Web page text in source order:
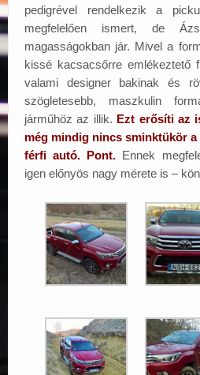
pedigrével rendelkezik a
megfelelően ismert, de
magasságokban jár. Mivel a
kissé kacsacsőrre emlékeztető
valami designer bakinak és
szögletesebb, maszkulin
járműhöz az illik. Ezt erősíti az
még mindig nincs sminktükör a
férfi autó. Pont. Ennek
igen előnyös nagy mérete is –